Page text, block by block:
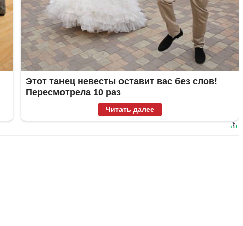
Этот танец невесты оставит вас без слов!
Пересмотрела 10 раз
Читать далее